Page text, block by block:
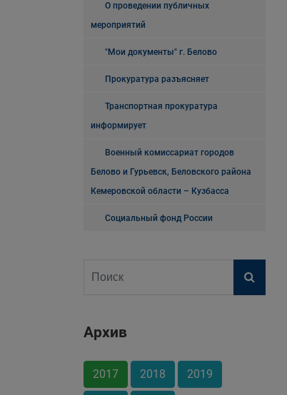
О проведении публичных
мероприятий
"Мои документы" г. Белово
Прокуратура разъясняет
Транспортная прокуратура
информирует
Военный комиссариат городов
Белово и Гурьевск, Беловского района
Кемеровской области – Кузбасса
Социальный фонд России
Архив
2017 2018 2019